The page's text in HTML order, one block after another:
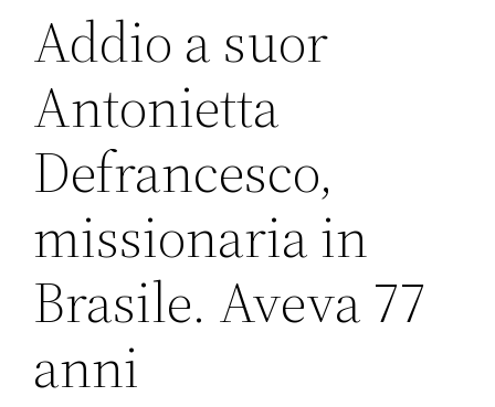
Addio a suor
Antonietta
Defrancesco,
missionaria in
Brasile. Aveva 77
anni